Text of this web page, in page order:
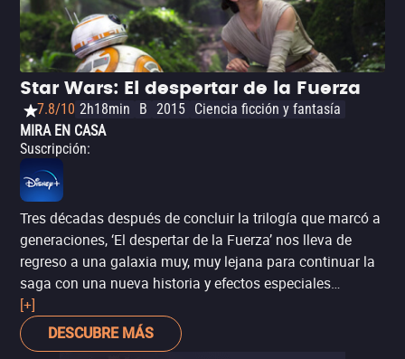
de arte, el diseño de vestuario y especialmente la
actuación de Daisy Ridley son puntos destacados,
contribuyendo a la construcción de una atmósfera fría y
pálida que empieza a cobrar colores con el desarrollo de
la trama. La película surge como un ensayo
existencialista sobre la apatía y las relaciones humanas
en el mundo contemporáneo, cuestionando cómo
escapar de las burbujas que nos rodean.
Star Wars: El despertar de la Fuerza
7.8/10 2h18min B 2015 Ciencia ficción y fantasía
MIRA EN CASA
Suscripción:
Tres décadas después de concluir la trilogía que marcó a
generaciones, ‘El despertar de la Fuerza’ nos lleva de
regreso a una galaxia muy, muy lejana para continuar la
saga con una nueva historia y efectos especiales
mejorados. La película tiene un fuerte nexo con el pasado
de Star Wars, con personajes como Han Solo y Leia
Organa, quienes pasan la batuta a la nueva generación:
[+]
DESCUBRE MÁS